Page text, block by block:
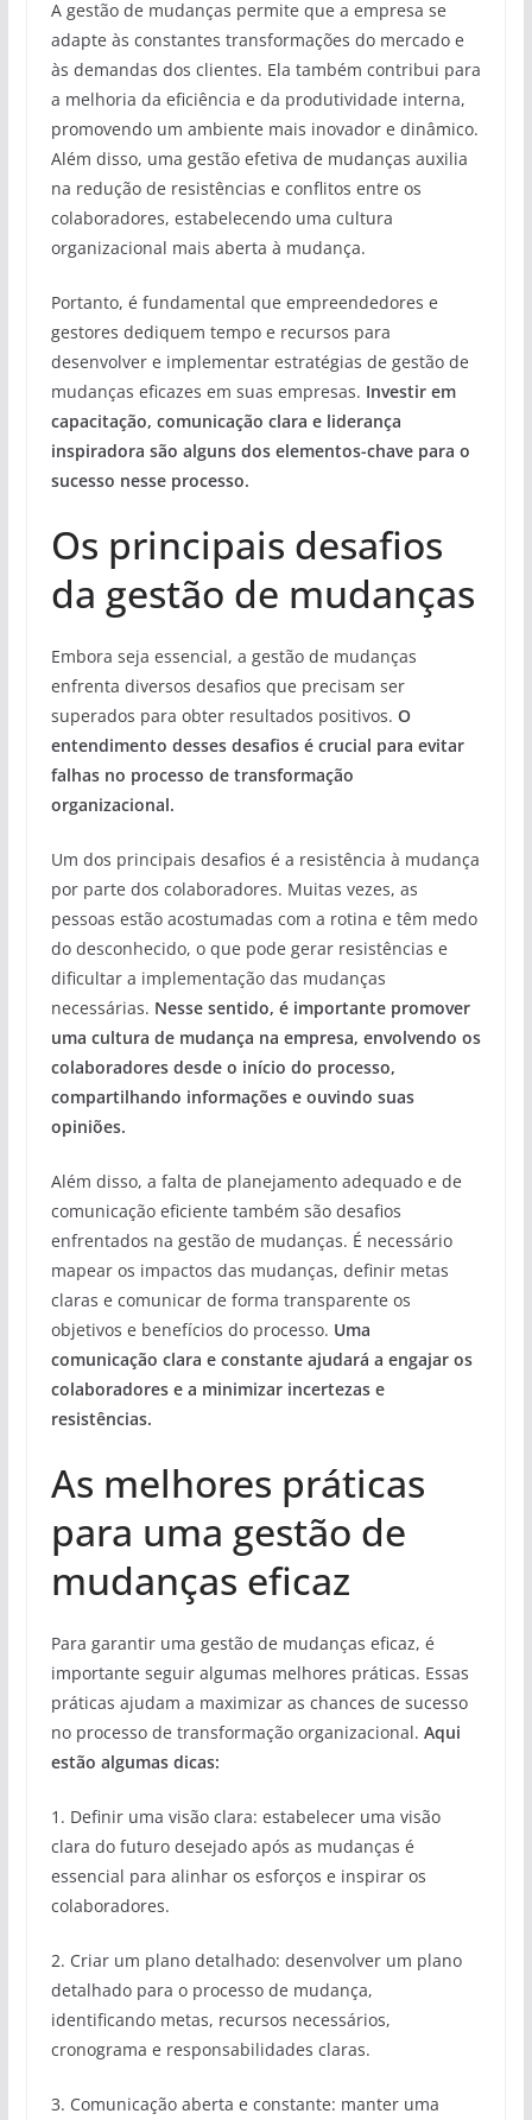
A gestão de mudanças permite que a empresa se
adapte às constantes transformações do mercado e
às demandas dos clientes. Ela também contribui para
a melhoria da eficiência e da produtividade interna,
promovendo um ambiente mais inovador e dinâmico.
Além disso, uma gestão efetiva de mudanças auxilia
na redução de resistências e conflitos entre os
colaboradores, estabelecendo uma cultura
organizacional mais aberta à mudança.
Portanto, é fundamental que empreendedores e
gestores dediquem tempo e recursos para
desenvolver e implementar estratégias de gestão de
mudanças eficazes em suas empresas. Investir em
capacitação, comunicação clara e liderança
inspiradora são alguns dos elementos-chave para o
sucesso nesse processo.
Os principais desafios
da gestão de mudanças
Embora seja essencial, a gestão de mudanças
enfrenta diversos desafios que precisam ser
superados para obter resultados positivos. O
entendimento desses desafios é crucial para evitar
falhas no processo de transformação
organizacional.
Um dos principais desafios é a resistência à mudança
por parte dos colaboradores. Muitas vezes, as
pessoas estão acostumadas com a rotina e têm medo
do desconhecido, o que pode gerar resistências e
dificultar a implementação das mudanças
necessárias. Nesse sentido, é importante promover
uma cultura de mudança na empresa, envolvendo os
colaboradores desde o início do processo,
compartilhando informações e ouvindo suas
opiniões.
Além disso, a falta de planejamento adequado e de
comunicação eficiente também são desafios
enfrentados na gestão de mudanças. É necessário
mapear os impactos das mudanças, definir metas
claras e comunicar de forma transparente os
objetivos e benefícios do processo. Uma
comunicação clara e constante ajudará a engajar os
colaboradores e a minimizar incertezas e
resistências.
As melhores práticas
para uma gestão de
mudanças eficaz
Para garantir uma gestão de mudanças eficaz, é
importante seguir algumas melhores práticas. Essas
práticas ajudam a maximizar as chances de sucesso
no processo de transformação organizacional. Aqui
estão algumas dicas:
1. Definir uma visão clara: estabelecer uma visão
clara do futuro desejado após as mudanças é
essencial para alinhar os esforços e inspirar os
colaboradores.
2. Criar um plano detalhado: desenvolver um plano
detalhado para o processo de mudança,
identificando metas, recursos necessários,
cronograma e responsabilidades claras.
3. Comunicação aberta e constante: manter uma